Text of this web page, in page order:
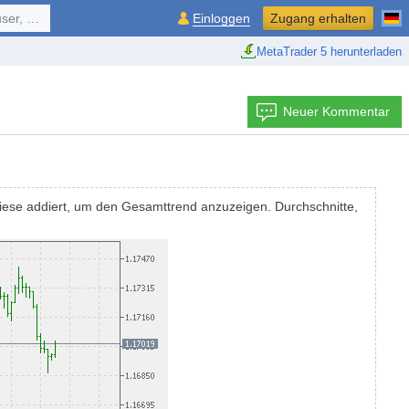
MetaTrader 5 herunterladen
... Einloggen Zugang erhalten
Neuer Kommentar
addiert, um den Gesamttrend anzuzeigen. Durchschnitte,